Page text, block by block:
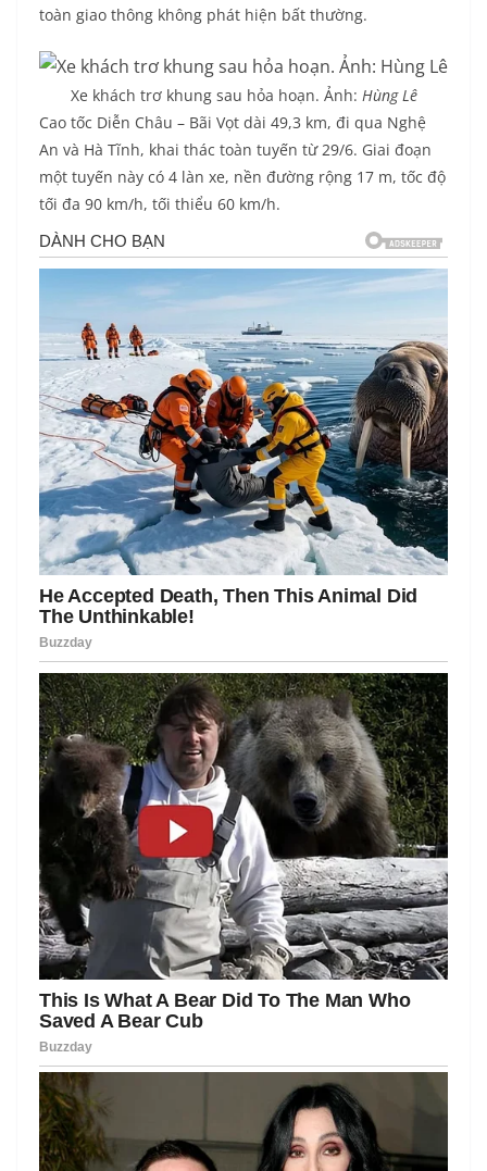
toàn giao thông không phát hiện bất thường.
Xe khách trơ khung sau hỏa hoạn. Ảnh: Hùng Lê
Cao tốc Diễn Châu – Bãi Vọt dài 49,3 km, đi qua Nghệ
An và Hà Tĩnh, khai thác toàn tuyến từ 29/6. Giai đoạn
một tuyến này có 4 làn xe, nền đường rộng 17 m, tốc độ
tối đa 90 km/h, tối thiểu 60 km/h.